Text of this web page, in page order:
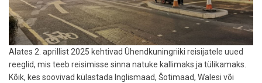
Alates 2. aprillist 2025 kehtivad Ühendkuningriiki reisijatele uued
reeglid, mis teeb reisimisse sinna natuke kallimaks ja tülikamaks.
Kõik, kes soovivad külastada Inglismaad, Šotimaad, Walesi või